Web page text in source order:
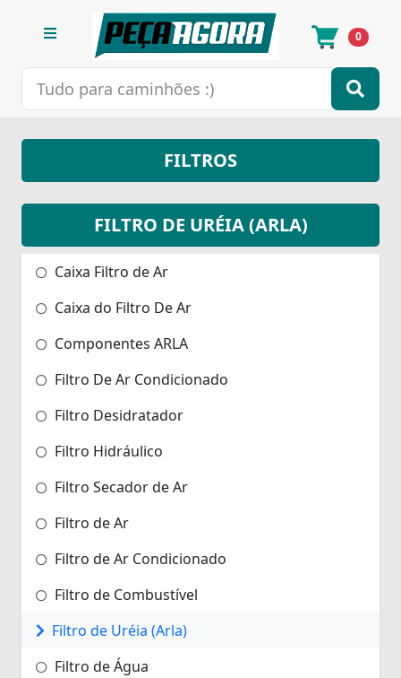
0
FILTROS
FILTRO DE URÉIA (ARLA)
Caixa Filtro de Ar
Caixa do Filtro De Ar
Componentes ARLA
Filtro De Ar Condicionado
Filtro Desidratador
Filtro Hidráulico
Filtro Secador de Ar
Filtro de Ar
Filtro de Ar Condicionado
Filtro de Combustível
Filtro de Uréia (Arla)
Filtro de Água